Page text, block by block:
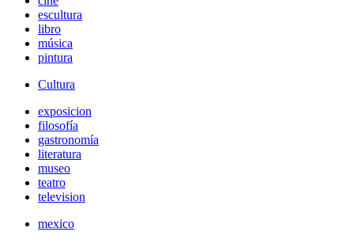
escultura
libro
música
pintura
Cultura
exposicion
filosofía
gastronomía
literatura
museo
teatro
television
mexico